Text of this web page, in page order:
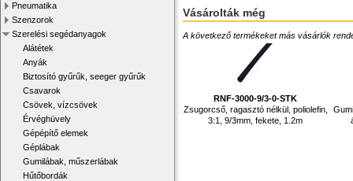
Pneumatika
Szenzorok
Szerelési segédanyagok
Alátétek
Anyák
Biztosító gyűrűk, seeger gyűrűk
Csavarok
Csövek, vízcsövek
Érvéghüvely
Gépépítő elemek
Géplábak
Gumilábak, műszerlábak
Hűtőbordák
Vásárolták még
A következő termékeket más vásárlók
RNF-3000-9/3-0-STK
Zsugorcső, ragasztó nélkül, poliolefin,
3:1, 9/3mm, fekete, 1.2m